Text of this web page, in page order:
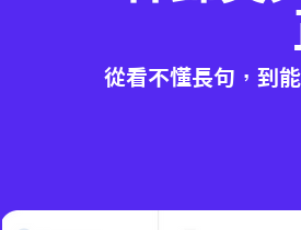
從看不懂長句，到